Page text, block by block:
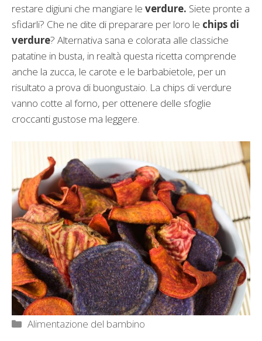
restare digiuni che mangiare le verdure. Siete pronte a
sfidarli? Che ne dite di preparare per loro le chips di
verdure? Alternativa sana e colorata alle classiche
patatine in busta, in realtà questa ricetta comprende
anche la zucca, le carote e le barbabietole, per un
risultato a prova di buongustaio. La chips di verdure
vanno cotte al forno, per ottenere delle sfoglie
croccanti gustose ma leggere.
Categorie
Alimentazione del bambino